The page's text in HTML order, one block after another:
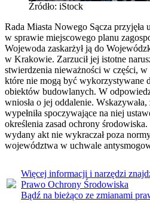
Źródło: iStock
Rada Miasta Nowego Sącza przyjęła
w sprawie miejscowego planu
Wojewoda zaskarżył ją do
w Krakowie. Zarzucił jej istotne
stwierdzenia nieważności w części, w
które nie mogą być wykorzystywane
obiektów budowlanych. W
wniosła o jej oddalenie.
wypełniła spoczywające na niej
określenia zasad ochrony
wydany akt nie wykraczał poza
województwa w uchwale
Więcej informacji i narzędzi
Prawo Ochrony Środowiska
Bądź na bieżąco ze zmianami